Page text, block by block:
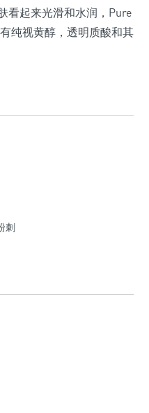
看起来光滑和水润，Pure
纯视黄醇，透明质酸和其
刺